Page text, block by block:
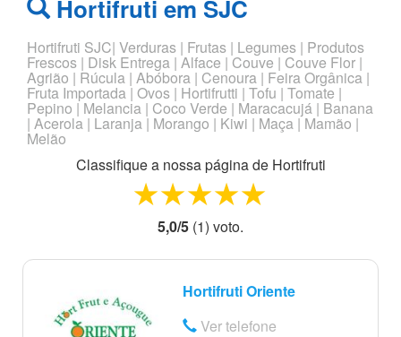
Hortifruti em SJC
Hortifruti SJC| Verduras | Frutas | Legumes | Produtos
Frescos | Disk Entrega | Alface | Couve | Couve Flor |
Agrião | Rúcula | Abóbora | Cenoura | Feira Orgânica |
Fruta Importada | Ovos | Hortifrutti | Tofu | Tomate |
Pepino | Melancia | Coco Verde | Maracacujá | Banana
| Acerola | Laranja | Morango | Kiwi | Maça | Mamão |
Melão
Classifique a nossa página de Hortifruti
4 stars
3 stars
2 stars
1 star
5,0/5 (1) voto.
Hortifruti Oriente
Ver telefone